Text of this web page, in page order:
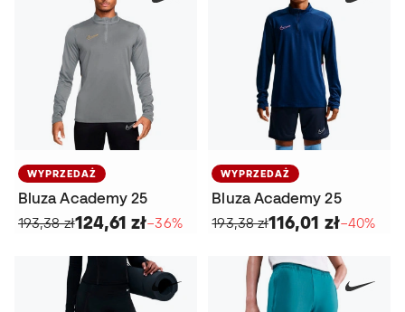
WYPRZEDAŻ
Bluza Academy 25
193,38 zł124,61 zł−36%
WYPRZEDAŻ
Bluza Academy 25
193,38 zł116,01 zł−40%